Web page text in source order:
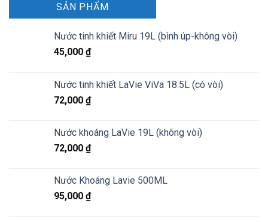
SẢN PHẨM
Nước tinh khiết Miru 19L (bình úp-không vòi)
45,000 ₫
Nước tinh khiết LaVie ViVa 18.5L (có vòi)
72,000 ₫
Nước khoáng LaVie 19L (không vòi)
72,000 ₫
Nước Khoáng Lavie 500ML
95,000 ₫